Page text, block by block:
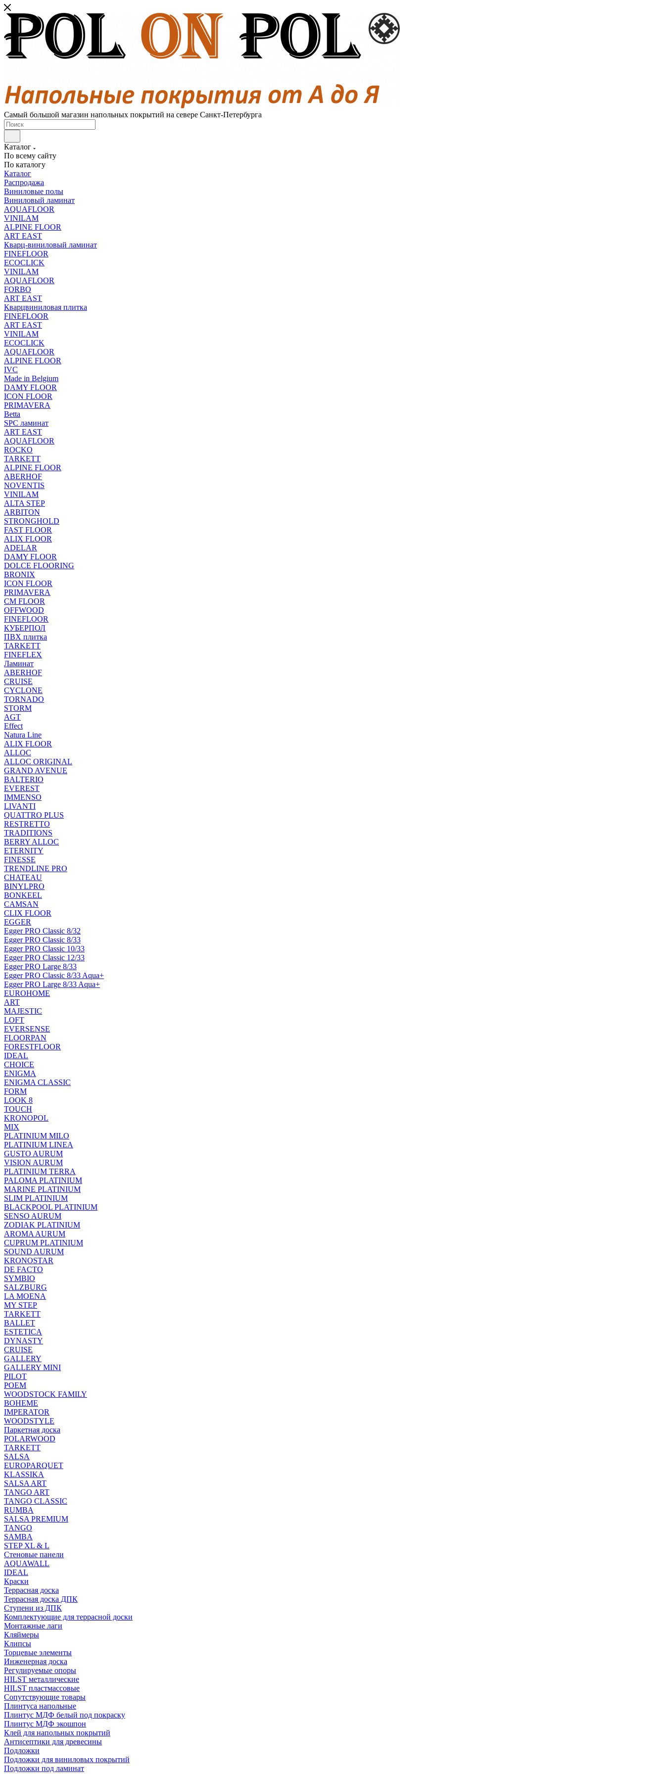
Самый большой магазин напольных покрытий на севере Санкт-Петербурга
Каталог
По всему сайту
По каталогу
Каталог
Распродажа
Виниловые полы
Виниловый ламинат
AQUAFLOOR
VINILAM
ALPINE FLOOR
ART EAST
Кварц-виниловый ламинат
FINEFLOOR
ECOCLICK
VINILAM
AQUAFLOOR
FORBO
ART EAST
Кварцвиниловая плитка
FINEFLOOR
ART EAST
VINILAM
ECOCLICK
AQUAFLOOR
ALPINE FLOOR
IVC
Made in Belgium
DAMY FLOOR
ICON FLOOR
PRIMAVERA
Betta
SPC ламинат
ART EAST
AQUAFLOOR
ROCKO
TARKETT
ALPINE FLOOR
ABERHOF
NOVENTIS
VINILAM
ALTA STEP
ARBITON
STRONGHOLD
FAST FLOOR
ALIX FLOOR
ADELAR
DAMY FLOOR
DOLCE FLOORING
BRONIX
ICON FLOOR
PRIMAVERA
CM FLOOR
OFFWOOD
FINEFLOOR
КУБЕРПОЛ
ПВХ плитка
TARKETT
FINEFLEX
Ламинат
ABERHOF
CRUISE
CYCLONE
TORNADO
STORM
AGT
Effect
Natura Line
ALIX FLOOR
ALLOC
ALLOC ORIGINAL
GRAND AVENUE
BALTERIO
EVEREST
IMMENSO
LIVANTI
QUATTRO PLUS
RESTRETTO
TRADITIONS
BERRY ALLOC
ETERNITY
FINESSE
TRENDLINE PRO
CHATEAU
BINYLPRO
BONKEEL
CAMSAN
CLIX FLOOR
EGGER
Egger PRO Classic 8/32
Egger PRO Classic 8/33
Egger PRO Classic 10/33
Egger PRO Classic 12/33
Egger PRO Large 8/33
Egger PRO Classic 8/33 Aqua+
Egger PRO Large 8/33 Aqua+
EUROHOME
ART
MAJESTIC
LOFT
EVERSENSE
FLOORPAN
FORESTFLOOR
IDEAL
CHOICE
ENIGMA
ENIGMA CLASSIC
FORM
LOOK 8
TOUCH
KRONOPOL
MIX
PLATINIUM MILO
PLATINIUM LINEA
GUSTO AURUM
VISION AURUM
PLATINIUM TERRA
PALOMA PLATINIUM
MARINE PLATINIUM
SLIM PLATINIUM
BLACKPOOL PLATINIUM
SENSO AURUM
ZODIAK PLATINIUM
AROMA AURUM
CUPRUM PLATINIUM
SOUND AURUM
KRONOSTAR
DE FACTO
SYMBIO
SALZBURG
LA MOENA
MY STEP
TARKETT
BALLET
ESTETICA
DYNASTY
CRUISE
GALLERY
GALLERY MINI
PILOT
POEM
WOODSTOCK FAMILY
BOHEME
IMPERATOR
WOODSTYLE
Паркетная доска
POLARWOOD
TARKETT
SALSA
EUROPARQUET
KLASSIKA
SALSA ART
TANGO ART
TANGO CLASSIC
RUMBA
SALSA PREMIUM
TANGO
SAMBA
STEP XL & L
Стеновые панели
AQUAWALL
IDEAL
Краски
Террасная доска
Террасная доска ДПК
Ступени из ДПК
Комплектующие для террасной доски
Монтажные лаги
Кляймеры
Клипсы
Торцевые элементы
Инженерная доска
Регулируемые опоры
HILST металлические
HILST пластмассовые
Сопутствующие товары
Плинтуса напольные
Плинтус МДФ белый под покраску
Плинтус МДФ экошпон
Клей для напольных покрытий
Антисептики для древесины
Подложки
Подложки для виниловых покрытий
Подложки под ламинат